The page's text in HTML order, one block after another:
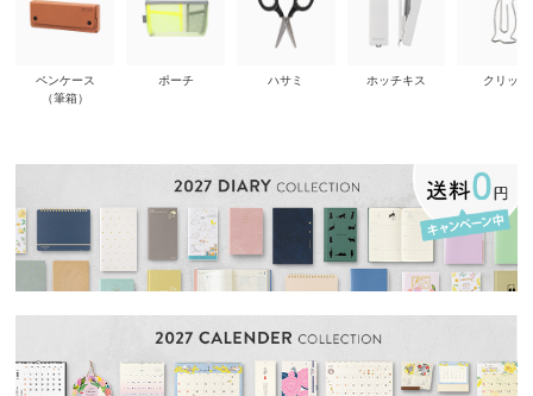
ペンケース
（筆箱）
ポーチ ハサミ ホッチキス クリップ